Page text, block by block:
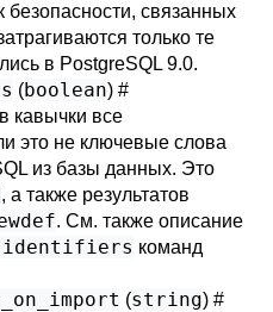
связанных
только те
в PostgreSQL 9.0.
(boolean) #
кавычки все
это не ключевые слова
из базы данных. Это
, а также результатов
. См. также описание
команд
(string) #